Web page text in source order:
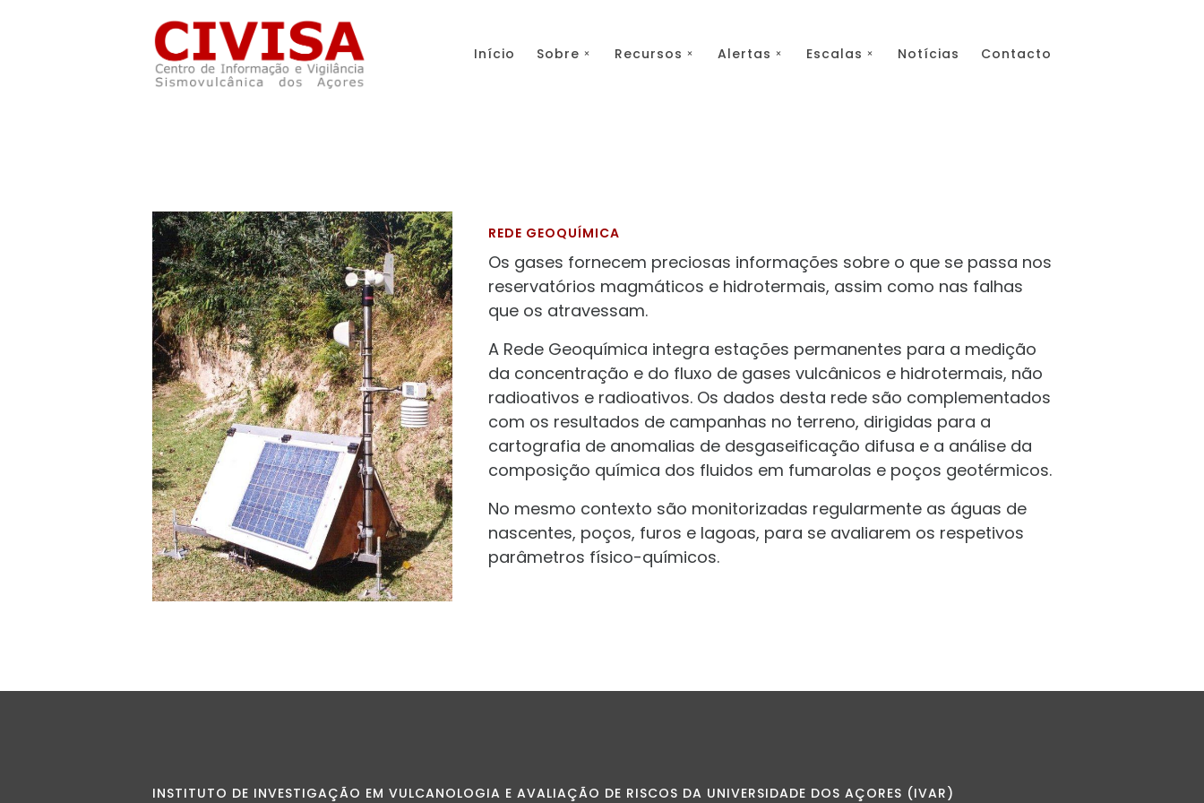
Skip to main content
Início Sobre Recursos Alertas Escalas Notícias Contacto
REDE GEOQUÍMICA
Os gases fornecem preciosas informações sobre o que se passa nos
reservatórios magmáticos e hidrotermais, assim como nas falhas
que os atravessam.
A Rede Geoquímica integra estações permanentes para a medição
da concentração e do fluxo de gases vulcânicos e hidrotermais, não
radioativos e radioativos. Os dados desta rede são complementados
com os resultados de campanhas no terreno, dirigidas para a
cartografia de anomalias de desgaseificação difusa e a análise da
composição química dos fluidos em fumarolas e poços geotérmicos.
No mesmo contexto são monitorizadas regularmente as águas de
nascentes, poços, furos e lagoas, para se avaliarem os respetivos
parâmetros físico-químicos.
INSTITUTO DE INVESTIGAÇÃO EM VULCANOLOGIA E AVALIAÇÃO DE RISCOS DA UNIVERSIDADE DOS AÇORES (IVAR)